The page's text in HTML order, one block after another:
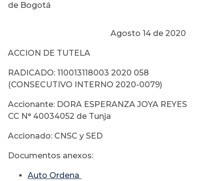
de Bogotá
Agosto 14 de 2020
ACCION DE TUTELA
RADICADO: 110013118003 2020 058
(CONSECUTIVO INTERNO 2020-0079)
Accionante: DORA ESPERANZA JOYA REYES
CC N° 40034052 de Tunja
Accionado: CNSC y SED
Documentos anexos:
Auto Ordena